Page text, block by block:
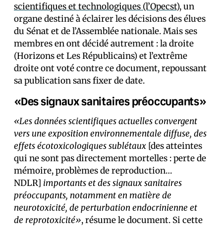
scientifiques et technologiques (l’Opecst), un
organe destiné à éclairer les décisions des élu·es
du Sénat et de l’Assemblée nationale. Mais ses
membres en ont décidé autrement : la droite
(Horizons et Les Républicains) et l’extrême
droite ont voté contre ce document, repoussant
sa publication sans fixer de date.
«Des signaux sanitaires préoccupants»
«Les données scientifiques actuelles convergent
vers une exposition environnementale diffuse, des
effets écotoxicologiques sublétaux [des atteintes
qui ne sont pas directement mortelles : perte de
mémoire, problèmes de reproduction…
NDLR] importants et des signaux sanitaires
préoccupants, notamment en matière de
neurotoxicité, de perturbation endocrinienne et
de reprotoxicité», résume le document. Si cette